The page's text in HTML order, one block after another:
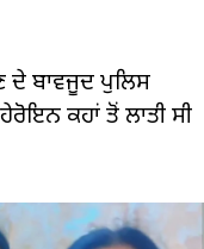
ਦੇ ਬਾਵਜੂਦ ਪੁਲਿਸ
ਕਹਾਂ ਤੋਂ ਲਾਤੀ ਸੀ